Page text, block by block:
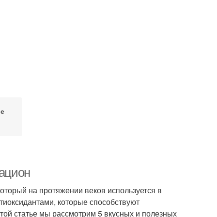
на протяжении веков используется в
которые способствуют
статье мы рассмотрим 5 вкусных и полезных